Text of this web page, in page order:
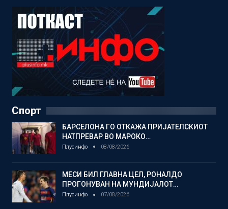
Спорт
БАРСЕЛОНА ГО ОТКАЖА ПРИЈАТЕЛСКИОТ
НАТПРЕВАР ВО МАРОКО…
Плусинфо 08/08/2026
МЕСИ БИЛ ГЛАВНА ЦЕЛ, РОНАЛДО
ПРОГОНУВАН НА МУНДИЈАЛОТ…
Плусинфо 07/08/2026